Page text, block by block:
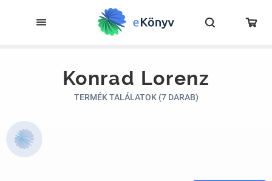
Konrad Lorenz
TERMÉK TALÁLATOK (7 DARAB)